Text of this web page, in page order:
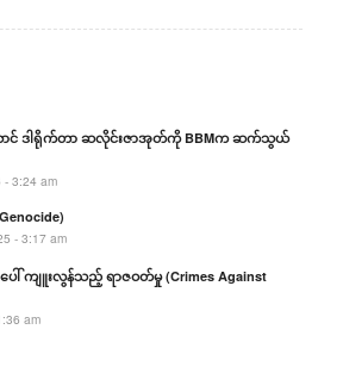
ာင် ဒါရိုက်တာ ဆလိုင်းဇာအုတ်ကို BBMက ဆက်သွယ်
- 3:24 am
- 3:17 am
ါ် ကျူးလွန်သည့် ရာဇဝတ်မှု (Crimes Against
am